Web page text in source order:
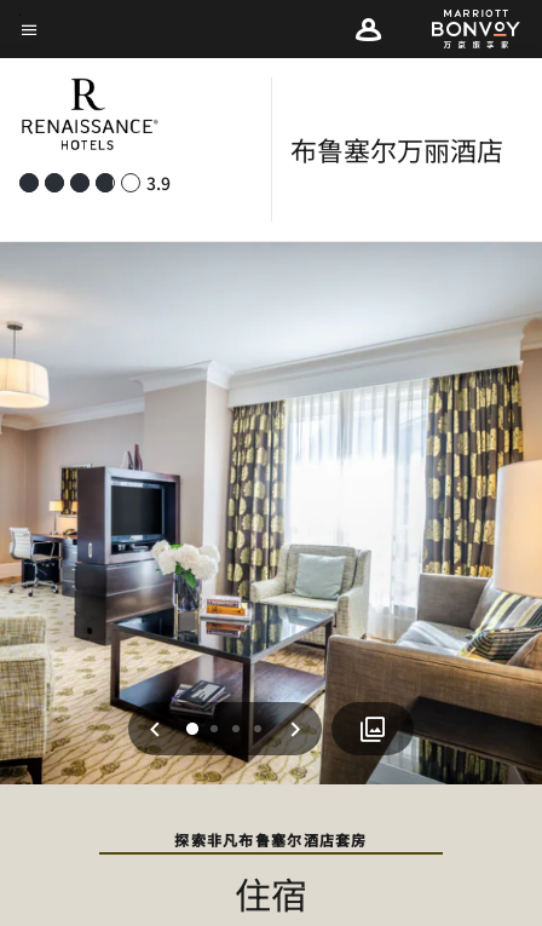
Skip
to
content
菜单文本
3.9
布鲁塞尔万丽酒店
上一页
01 2 3 下一页
探索非凡布鲁塞尔酒店套房
住宿